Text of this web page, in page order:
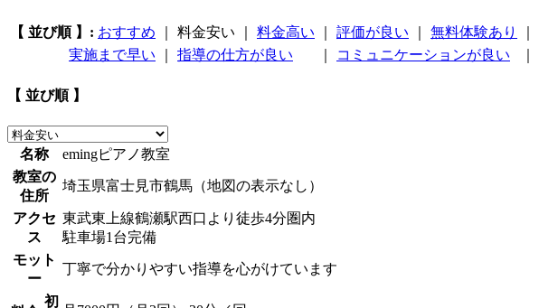
【 並び順 】: おすすめ 料金安い 料金高い 評価が良い 無料体験あり
実施まで早い
指導の仕方が良い コミュニケーションが良い
【 並び順 】
名称
emingピアノ教室
教室の
住所
埼玉県富士見市鶴馬（地図の表示なし）
アクセ
ス
東武東上線鶴瀬駅西口より徒歩4分圏内
駐車場1台完備
モット
ー
丁寧で分かりやすい指導を心がけています
初